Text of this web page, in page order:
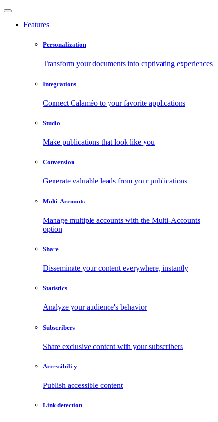
Features
Personalization
Transform your documents into captivating experiences
Integrations
Connect Calaméo to your favorite applications
Studio
Make publications that look like you
Conversion
Generate valuable leads from your publications
Multi-Accounts
Manage multiple accounts with the Multi-Accounts
option
Share
Disseminate your content everywhere, instantly
Statistics
Analyze your audience's behavior
Subscribers
Share exclusive content with your subscribers
Accessibility
Publish accessible content
Link detection